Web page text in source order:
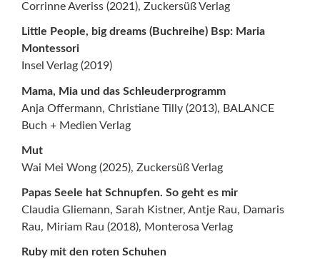
Corrinne Averiss (2021), Zuckersüß Verlag
Little People, big dreams (Buchreihe) Bsp: Maria
Montessori
Insel Verlag (2019)
Mama, Mia und das Schleuderprogramm
Anja Offermann, Christiane Tilly (2013), BALANCE
Buch + Medien Verlag
Mut
Wai Mei Wong (2025), Zuckersüß Verlag
Papas Seele hat Schnupfen. So geht es mir
Claudia Gliemann, Sarah Kistner, Antje Rau, Damaris
Rau, Miriam Rau (2018), Monterosa Verlag
Ruby mit den roten Schuhen